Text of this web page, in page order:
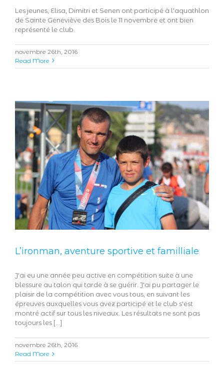
Les jeunes, Elisa, Dimitri et Senen ont participé à l'aquathlon
de Sainte Geneviève des Bois le 11 novembre et ont bien
représenté le club.
novembre 26th, 2016
Read More
L’ironman, aventure sportive et familliale
J'ai eu une année peu active en compétition suite à une
blessure au talon qui tarde à se guérir. J'ai pu partager le
plaisir de la compétition avec vous tous, en suivant les
épreuves auxquelles vous avez participé et le club s'est
montré actif sur tous les niveaux. Les résultats ne sont pas
toujours les [...]
novembre 26th, 2016
Read More